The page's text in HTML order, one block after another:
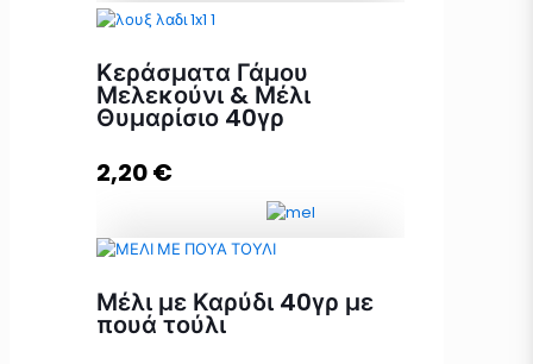
πανάκι ποσότητα
Κεράσματα Γάμου
Μελεκούνι & Μέλι
Θυμαρίσιο 40γρ
2,20€
Κεράσματα Γάμου Μελεκούνι &
Μέλι Θυμαρίσιο 40γρ ποσότητα
Μέλι με Καρύδι 40γρ με
πουά τούλι